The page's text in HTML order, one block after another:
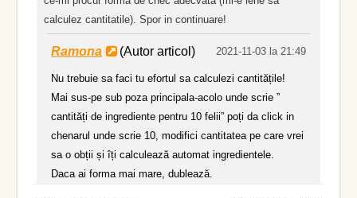
calculez cantitatile). Spor in continuare!
Ramona (Autor articol) 2021-11-03 la 21:49
Nu trebuie sa faci tu efortul sa calculezi cantitățile!
Mai sus-pe sub poza principala-acolo unde scrie ”
cantități de ingrediente pentru 10 felii” poți da click in
chenarul unde scrie 10, modifici cantitatea pe care vrei
sa o obții și îți calculează automat ingredientele.
Daca ai forma mai mare, dublează.